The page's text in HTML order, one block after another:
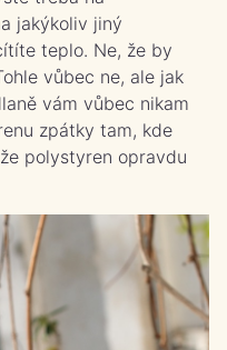
jakýkoliv jiný
teplo. Ne, že by
vůbec ne, ale jak
vám vůbec nikam
zpátky tam, kde
polystyren opravdu